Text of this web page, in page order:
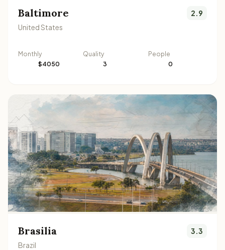
Baltimore
United States
2.9
Monthly
$4050
Quality
3
People
0
Brasilia
Brazil
3.3